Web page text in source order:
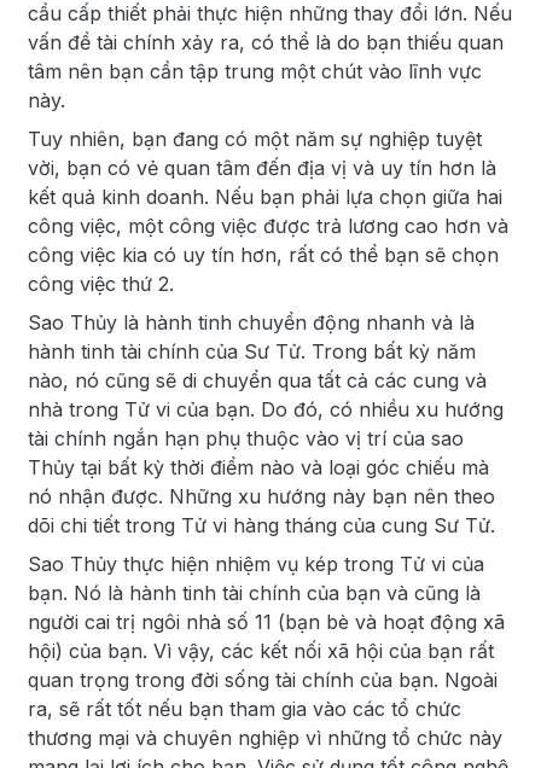
cầu cấp thiết phải thực hiện những thay đổi lớn. Nếu
vấn đề tài chính xảy ra, có thể là do bạn thiếu quan
tâm nên bạn cần tập trung một chút vào lĩnh vực
này.
Tuy nhiên, bạn đang có một năm sự nghiệp tuyệt
vời, bạn có vẻ quan tâm đến địa vị và uy tín hơn là
kết quả kinh doanh. Nếu bạn phải lựa chọn giữa hai
công việc, một công việc được trả lương cao hơn và
công việc kia có uy tín hơn, rất có thể bạn sẽ chọn
công việc thứ 2.
Sao Thủy là hành tinh chuyển động nhanh và là
hành tinh tài chính của Sư Tử. Trong bất kỳ năm
nào, nó cũng sẽ di chuyển qua tất cả các cung và
nhà trong Tử vi của bạn. Do đó, có nhiều xu hướng
tài chính ngắn hạn phụ thuộc vào vị trí của sao
Thủy tại bất kỳ thời điểm nào và loại góc chiếu mà
nó nhận được. Những xu hướng này bạn nên theo
dõi chi tiết trong Tử vi hàng tháng của cung Sư Tử.
Sao Thủy thực hiện nhiệm vụ kép trong Tử vi của
bạn. Nó là hành tinh tài chính của bạn và cũng là
người cai trị ngôi nhà số 11 (bạn bè và hoạt động xã
hội) của bạn. Vì vậy, các kết nối xã hội của bạn rất
quan trọng trong đời sống tài chính của bạn. Ngoài
ra, sẽ rất tốt nếu bạn tham gia vào các tổ chức
thương mại và chuyên nghiệp vì những tổ chức này